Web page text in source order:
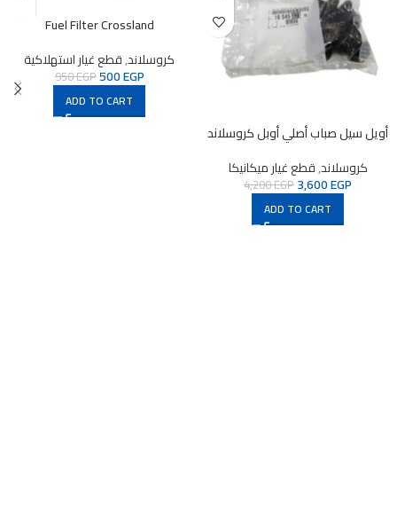
Fuel Filter Crossland
كروسلاند,قطع غيار استهلاكية
950EGP500EGP
ADD TO CART
أويل سيل صباب أصلي أوبل كروسلاند
كروسلاند,قطع غيار ميكانيكا
4,200EGP3,600EGP
ADD TO CART